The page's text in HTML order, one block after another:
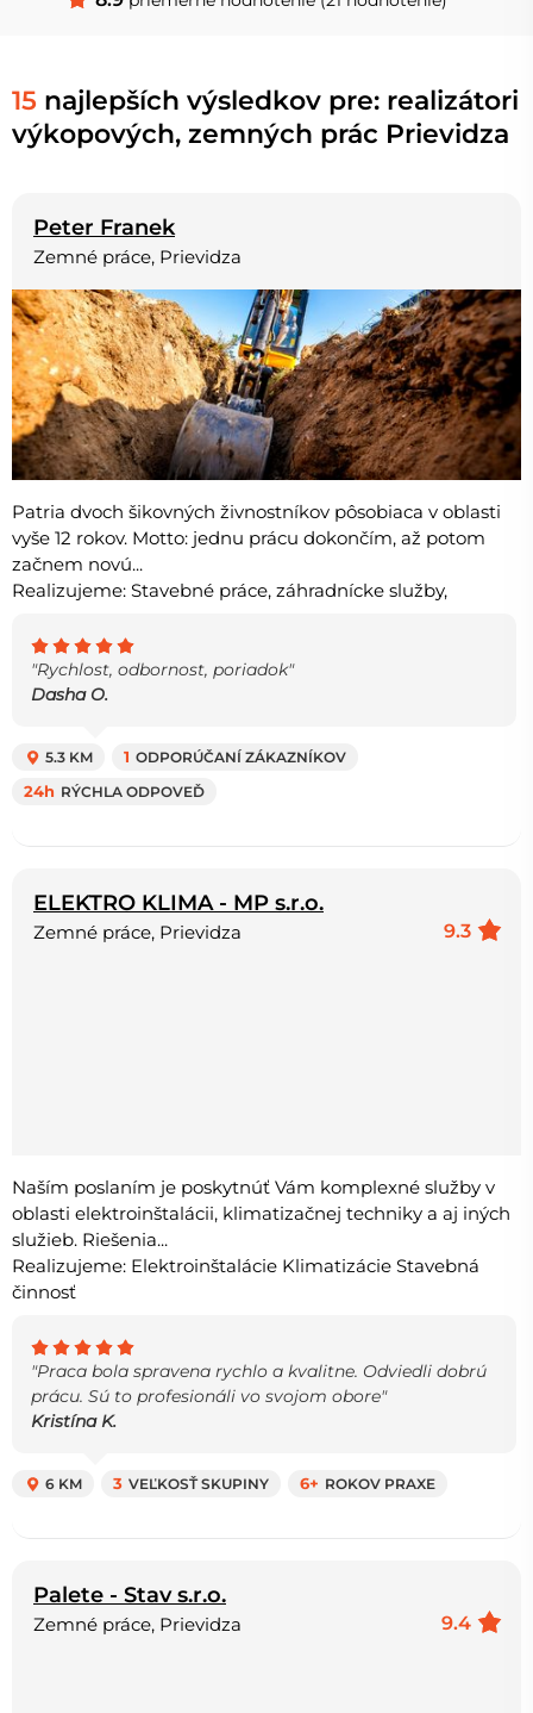
15 najlepších výsledkov pre: realizátori
výkopových, zemných prác Prievidza
Peter Franek
Zemné práce, Prievidza
Patria dvoch šikovných živnostníkov pôsobiaca v oblasti
vyše 12 rokov. Motto: jednu prácu dokončím, až potom
začnem novú...
Realizujeme: Stavebné práce, záhradnícke služby,
"Rychlost, odbornost, poriadok"
Dasha O.
5.3 KM 1 ODPORÚČANÍ ZÁKAZNÍKOV
24h RÝCHLA ODPOVEĎ
ELEKTRO KLIMA - MP s.r.o.
9.3
Zemné práce, Prievidza
Naším poslaním je poskytnúť Vám komplexné služby v
oblasti elektroinštalácii, klimatizačnej techniky a aj iných
služieb. Riešenia...
Realizujeme: Elektroinštalácie Klimatizácie Stavebná
činnosť
"Praca bola spravena rychlo a kvalitne. Odviedli dobrú
prácu. Sú to profesionáli vo svojom obore"
Kristína K.
6 KM 3 VEĽKOSŤ SKUPINY 6+ ROKOV PRAXE
Palete - Stav s.r.o.
9.4
Zemné práce, Prievidza